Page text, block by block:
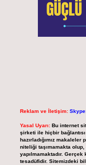
Reklam ve İletişim:
Yasal Uyarı: Bu internet
şirketi ile hiçbir
hazırladığımız
niteliği taşımamakta
yapılmamaktadır.
tesadüfidir. Sitemizdeki